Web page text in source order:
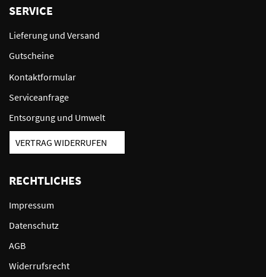
SERVICE
Lieferung und Versand
Gutscheine
Kontaktformular
Serviceanfrage
Entsorgung und Umwelt
VERTRAG WIDERRUFEN
RECHTLICHES
Impressum
Datenschutz
AGB
Widerrufsrecht